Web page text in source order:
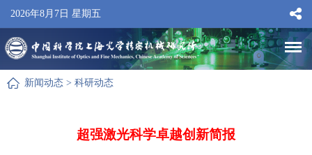
2026年8月7日 星期五
新闻动态 > 科研动态
超强激光科学卓越创新简报